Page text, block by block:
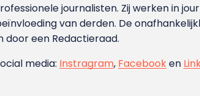
journalisten. Zij werken in
van derden. De
een Redactieraad.
media: Instragram, Facebooken